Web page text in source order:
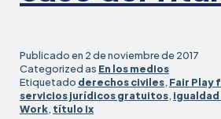
Publicado en 2 de noviembre de 2017
Categorized as En los medios
Etiquetado derechos civiles, Fair Play
servicios jurídicos gratuitos,
Work, título ix